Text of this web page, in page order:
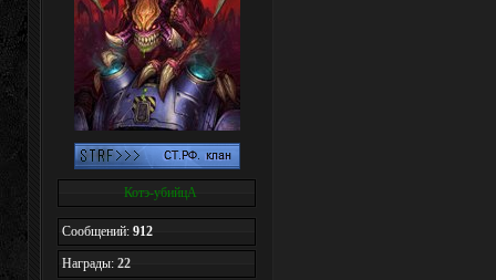
Котэ-убийцА
Сообщений: 912
Награды: 22